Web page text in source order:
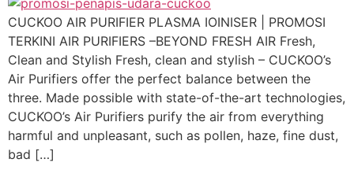
CUCKOO AIR PURIFIER PLASMA IOINISER | PROMOSI
TERKINI AIR PURIFIERS –BEYOND FRESH AIR Fresh,
Clean and Stylish Fresh, clean and stylish – CUCKOO’s
Air Purifiers offer the perfect balance between the
three. Made possible with state-of-the-art technologies,
CUCKOO’s Air Purifiers purify the air from everything
harmful and unpleasant, such as pollen, haze, fine dust,
bad […]